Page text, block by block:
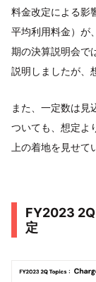
料金改定による影
平均利用料金）が
期の決算説明会で
説明しましたが、
また、一定数は見
ついても、想定よ
上の着地を見せて
FY2023
定